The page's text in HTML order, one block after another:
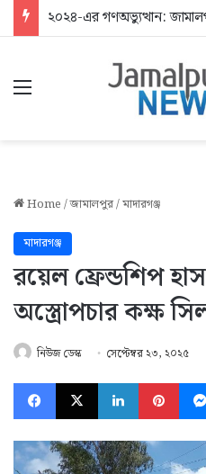
২০২৪-এর গণঅভ্যুত্থান:
Menu
Home/জামালপুর/মাদারগঞ্জ
মাদারগঞ্জ
রয়েল ফ্রেন্ডশিপ
অস্ত্রোপচার কক্ষ
নিউজ ডেস্ক সেপ্টেম্বর ২৩, ২০২৫
Facebook
X LinkedIn